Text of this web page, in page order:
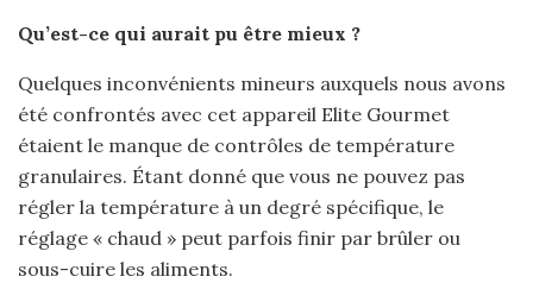
Qu’est-ce qui aurait pu être mieux ?
Quelques inconvénients mineurs auxquels nous avons
été confrontés avec cet appareil Elite Gourmet
étaient le manque de contrôles de température
granulaires. Étant donné que vous ne pouvez pas
régler la température à un degré spécifique, le
réglage « chaud » peut parfois finir par brûler ou
sous-cuire les aliments.